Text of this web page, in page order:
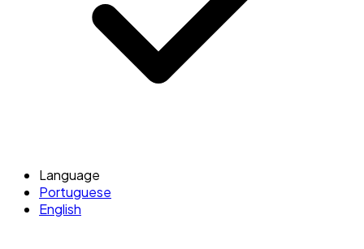
Language
Portuguese
English